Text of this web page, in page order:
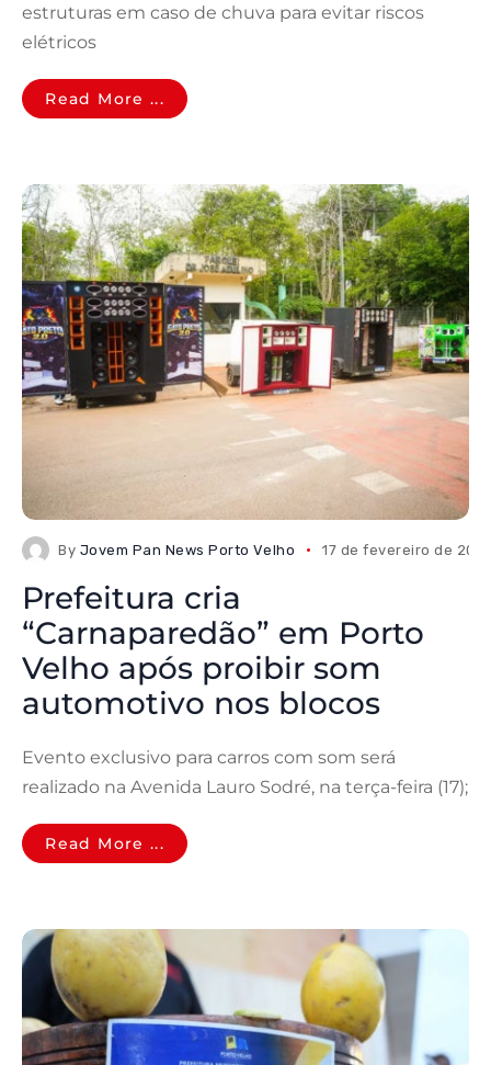
estruturas em caso de chuva para evitar riscos
elétricos
Read More ...
By Jovem Pan News Porto Velho 17 de fevereiro de
Prefeitura cria
“Carnaparedão” em Porto
Velho após proibir som
automotivo nos blocos
Evento exclusivo para carros com som será
realizado na Avenida Lauro Sodré, na terça-feira (17);
Read More ...